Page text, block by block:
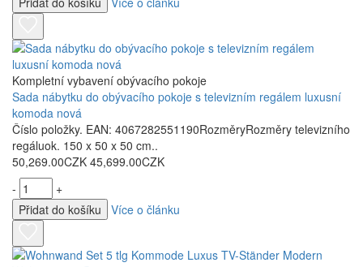
Kompletní vybavení obývacího pokoje
Sada nábytku do obývacího pokoje s televizním regálem luxusní
komoda nová
Číslo položky. EAN: 4067282551190RozměryRozměry televizního
regáluok. 150 x 50 x 50 cm..
50,269.00CZK 45,699.00CZK
-
+
Přidat do košíku
Více o článku